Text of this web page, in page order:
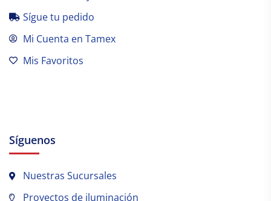
Sígue tu pedido
Mi Cuenta en Tamex
Mis Favoritos
Síguenos
Nuestras Sucursales
Proyectos de iluminación